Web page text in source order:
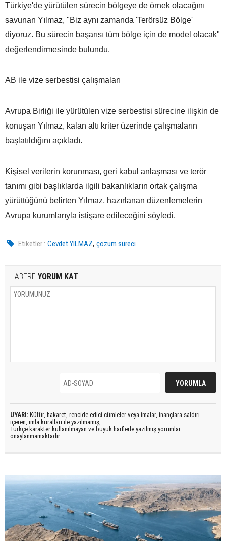
Türkiye'de yürütülen sürecin bölgeye de örnek olacağını
savunan Yılmaz, "Biz aynı zamanda 'Terörsüz Bölge'
diyoruz. Bu sürecin başarısı tüm bölge için de model olacak"
değerlendirmesinde bulundu.
AB ile vize serbestisi çalışmaları
Avrupa Birliği ile yürütülen vize serbestisi sürecine ilişkin de
konuşan Yılmaz, kalan altı kriter üzerinde çalışmaların
başlatıldığını açıkladı.
Kişisel verilerin korunması, geri kabul anlaşması ve terör
tanımı gibi başlıklarda ilgili bakanlıkların ortak çalışma
yürüttüğünü belirten Yılmaz, hazırlanan düzenlemelerin
Avrupa kurumlarıyla istişare edileceğini söyledi.
Etiketler : Cevdet YILMAZ,çözüm süreci
HABERE YORUM KAT
UYARI: Küfür, hakaret, rencide edici cümleler veya imalar, inançlara saldırı
içeren, imla kuralları ile yazılmamış,
Türkçe karakter kullanılmayan ve büyük harflerle yazılmış yorumlar
onaylanmamaktadır.